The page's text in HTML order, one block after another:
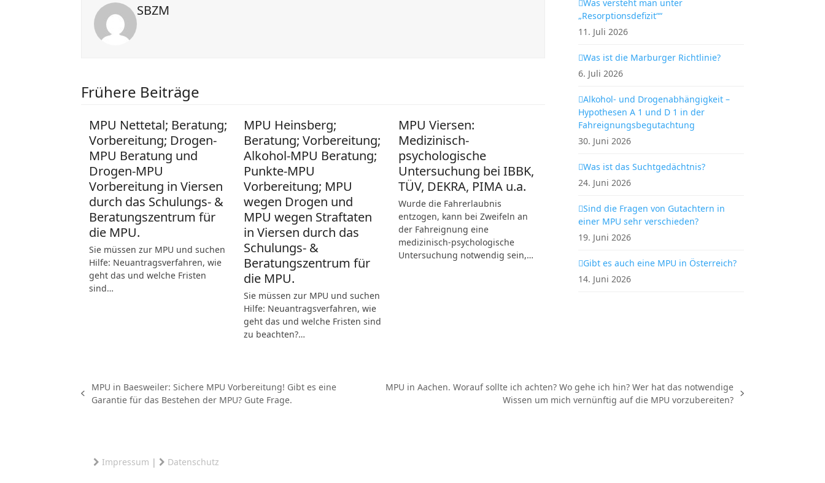
SBZM
Frühere Beiträge
MPU Nettetal; Beratung;
Vorbereitung; Drogen-
MPU Beratung und
Drogen-MPU
Vorbereitung in Viersen
durch das Schulungs- &
Beratungszentrum für
die MPU.
Sie müssen zur MPU und suchen
Hilfe: Neuantragsverfahren, wie
geht das und welche Fristen
sind…
MPU Heinsberg;
Beratung; Vorbereitung;
Alkohol-MPU Beratung;
Punkte-MPU
Vorbereitung; MPU
wegen Drogen und
MPU wegen Straftaten
in Viersen durch das
Schulungs- &
Beratungszentrum für
die MPU.
Sie müssen zur MPU und suchen
Hilfe: Neuantragsverfahren, wie
geht das und welche Fristen sind
zu beachten?…
MPU Viersen:
Medizinisch-
psychologische
Untersuchung bei IBBK,
TÜV, DEKRA, PIMA u.a.
Wurde die Fahrerlaubnis
entzogen, kann bei Zweifeln an
der Fahreignung eine
medizinisch-psychologische
Untersuchung notwendig sein,…
Was versteht man unter
„Resorptionsdefizit““
11. Juli 2026
Was ist die Marburger Richtlinie?
6. Juli 2026
Alkohol- und Drogenabhängigkeit –
Hypothesen A 1 und D 1 in der
Fahreignungsbegutachtung
30. Juni 2026
Was ist das Suchtgedächtnis?
24. Juni 2026
Sind die Fragen von Gutachtern in
einer MPU sehr verschieden?
19. Juni 2026
Gibt es auch eine MPU in Österreich?
14. Juni 2026
vorheriger
MPU in Baesweiler: Sichere MPU Vorbereitung! Gibt es eine
Garantie für das Bestehen der MPU? Gute Frage.
MPU in Aachen. Worauf sollte ich achten? Wo gehe ich hin? Wer hat das notwendige
Wissen um mich vernünftig auf die MPU vorzubereiten?
Impressum | Datenschutz